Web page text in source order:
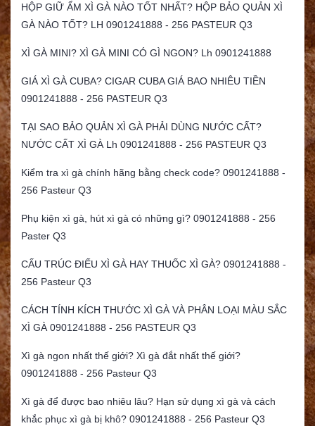
HỘP GIỮ ẨM XÌ GÀ NÀO TỐT NHẤT? HỘP BẢO QUẢN XÌ
GÀ NÀO TỐT? LH 0901241888 - 256 PASTEUR Q3
XÌ GÀ MINI? XÌ GÀ MINI CÓ GÌ NGON? Lh 0901241888
GIÁ XÌ GÀ CUBA? CIGAR CUBA GIÁ BAO NHIÊU TIỀN
0901241888 - 256 PASTEUR Q3
TẠI SAO BẢO QUẢN XÌ GÀ PHẢI DÙNG NƯỚC CẤT?
NƯỚC CẤT XÌ GÀ Lh 0901241888 - 256 PASTEUR Q3
Kiểm tra xì gà chính hãng bằng check code? 0901241888 -
256 Pasteur Q3
Phụ kiện xì gà, hút xì gà có những gì? 0901241888 - 256
Paster Q3
CẤU TRÚC ĐIẾU XÌ GÀ HAY THUỐC XÌ GÀ? 0901241888 -
256 Pasteur Q3
CÁCH TÍNH KÍCH THƯỚC XÌ GÀ VÀ PHÂN LOẠI MÀU SẮC
XÌ GÀ 0901241888 - 256 PASTEUR Q3
Xì gà ngon nhất thế giới? Xì gà đắt nhất thế giới?
0901241888 - 256 Pasteur Q3
Xì gà để được bao nhiêu lâu? Hạn sử dụng xì gà và cách
khắc phục xì gà bị khô? 0901241888 - 256 Pasteur Q3